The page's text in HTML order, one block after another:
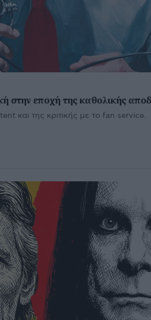
στην εποχή της καθολικής
και της κριτικής με το fan service.